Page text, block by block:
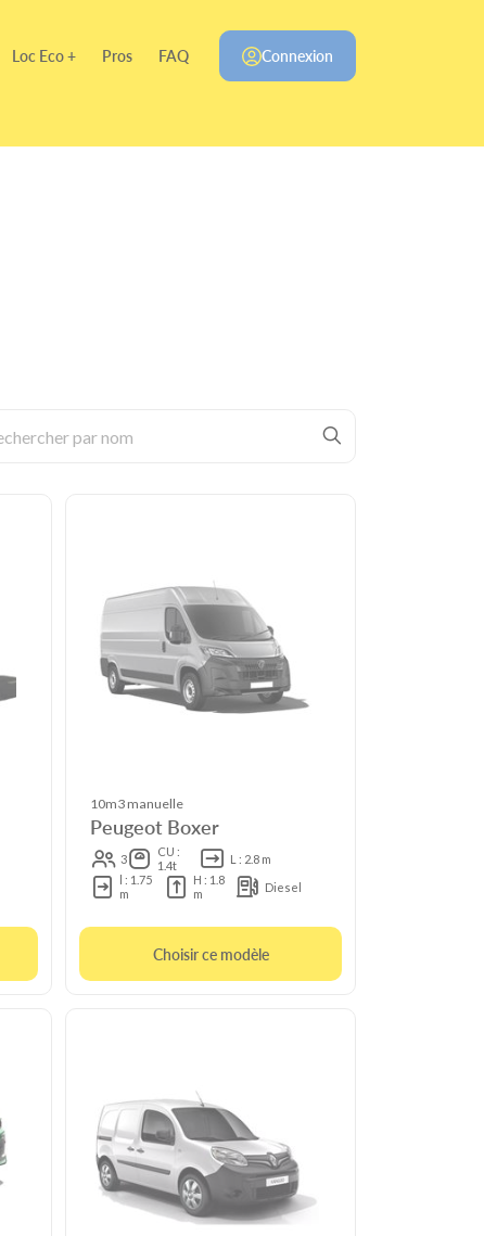
Loc Eco + Pros FAQ Connexion
10m3 manuelle
Peugeot Boxer
3
CU :
1.4t
L : 2.8 m
l : 1.75
m
H : 1.8
m
Diesel
Choisir ce modèle